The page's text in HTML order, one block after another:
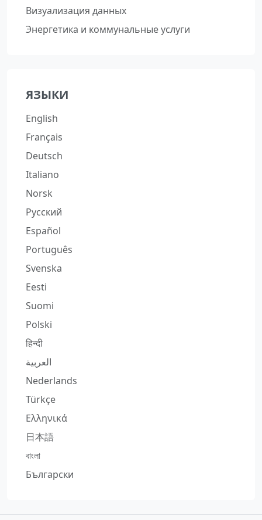
Визуализация данных
Энергетика и коммунальные услуги
ЯЗЫКИ
English
Français
Deutsch
Italiano
Norsk
Русский
Español
Português
Svenska
Eesti
Suomi
Polski
हिन्दी
العربية
Nederlands
Türkçe
Ελληνικά
日本語
বাংলা
Български